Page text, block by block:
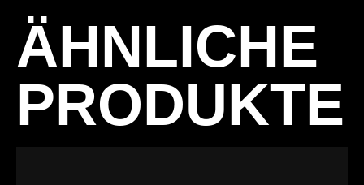
ÄHNLICHE
PRODUKTE